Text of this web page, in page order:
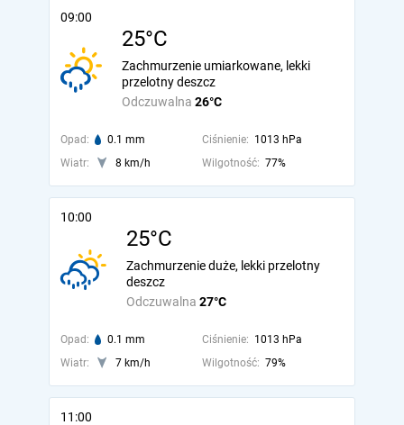
09:00
25°C
Odczuwalna 26°C
Zachmurzenie umiarkowane, lekki
przelotny deszcz
Opad: 0.1 mm Ciśnienie: 1013 hPa
Wiatr:
8 km/h Wilgotność: 77%
10:00
25°C
Odczuwalna 27°C
Zachmurzenie duże, lekki przelotny
deszcz
Opad: 0.1 mm Ciśnienie: 1013 hPa
Wiatr:
7 km/h Wilgotność: 79%
11:00